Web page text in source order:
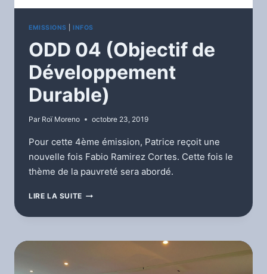
EMISSIONS |INFOS
ODD 04 (Objectif de
Développement
Durable)
Par Roï Moreno octobre 23, 2019
Pour cette 4ème émission, Patrice reçoit une
nouvelle fois Fabio Ramirez Cortes. Cette fois le
thème de la pauvreté sera abordé.
LIRE LA SUITE ODD
(OBJECTIF
DÉVELOPPEMENT